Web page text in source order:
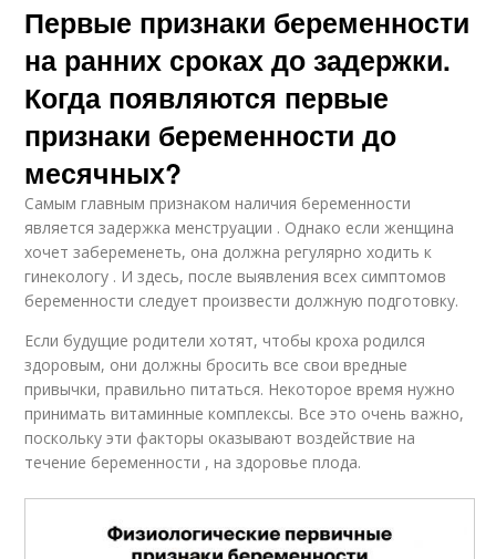
Первые признаки беременности
на ранних сроках до задержки.
Когда появляются первые
признаки беременности до
месячных?
Самым главным признаком наличия беременности
является задержка менструации . Однако если женщина
хочет забеременеть, она должна регулярно ходить к
гинекологу . И здесь, после выявления всех симптомов
беременности следует произвести должную подготовку.
Если будущие родители хотят, чтобы кроха родился
здоровым, они должны бросить все свои вредные
привычки, правильно питаться. Некоторое время нужно
принимать витаминные комплексы. Все это очень важно,
поскольку эти факторы оказывают воздействие на
течение беременности , на здоровье плода.